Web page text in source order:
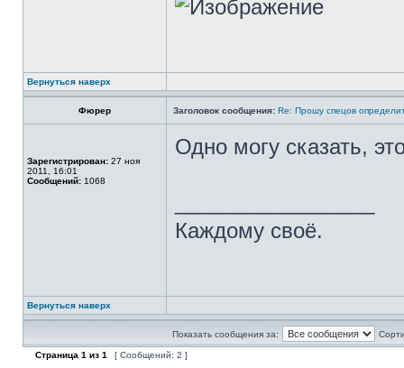
Вернуться наверх
Фюрер Заголовок сообщения: Re: Прошу спецов
Зарегистрирован: 27 ноя
2011, 16:01
Сообщений: 1068
Одно могу сказать,
Каждому своё.
Вернуться наверх
Показать сообщения за:
Страница 1 из 1 [ Сообщений: 2 ]